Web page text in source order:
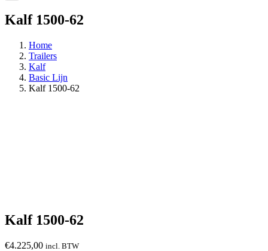
Kalf 1500-62
Home
Trailers
Kalf
Basic Lijn
Kalf 1500-62
Kalf 1500-62
€4.225,00 incl. BTW